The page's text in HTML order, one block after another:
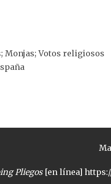
Monjas; Votos religiosos
Pliegos[en línea]